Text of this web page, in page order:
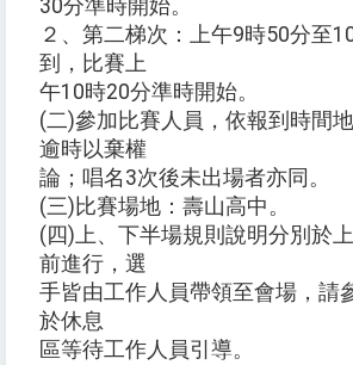
30分準時開始。
２、第二梯次：上午9時50分至
到，比賽上
午10時20分準時開始。
(二)參加比賽人員，依報到時間
逾時以棄權
論；唱名3次後未出場者亦同。
(三)比賽場地：壽山高中。
(四)上、下半場規則說明分別於
前進行，選
手皆由工作人員帶領至會場，請
於休息
區等待工作人員引導。